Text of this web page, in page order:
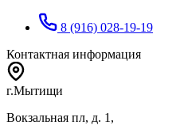
8 (916) 028-19-19
Контактная информация
г.Мытищи
Вокзальная пл, д. 1,